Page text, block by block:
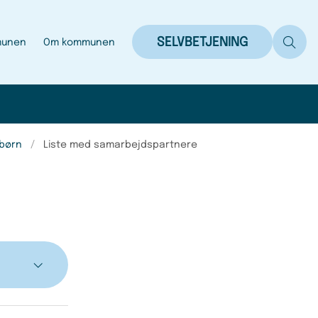
Om kommunen SELVBETJENING
Liste med samarbejdspartnere